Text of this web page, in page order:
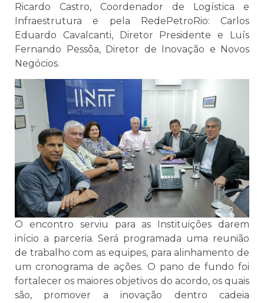
Ricardo Castro, Coordenador de Logística e
Infraestrutura e pela RedePetroRio: Carlos
Eduardo Cavalcanti, Diretor Presidente e Luís
Fernando Pessôa, Diretor de Inovação e Novos
Negócios.
O encontro serviu para as Instituições darem
início a parceria. Será programada uma reunião
de trabalho com as equipes, para alinhamento de
um cronograma de ações. O pano de fundo foi
fortalecer os maiores objetivos do acordo, os quais
são, promover a inovação dentro cadeia